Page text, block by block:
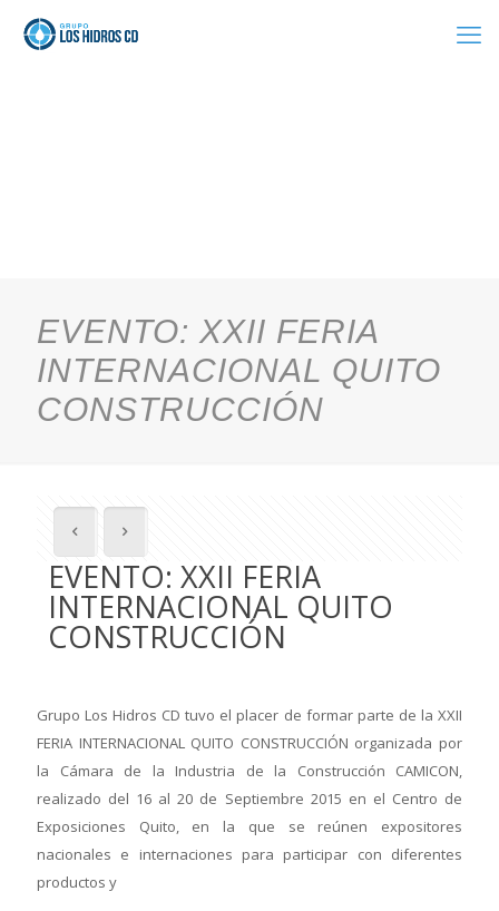
EVENTO: XXII FERIA
INTERNACIONAL QUITO
CONSTRUCCIÓN
EVENTO: XXII FERIA
INTERNACIONAL QUITO
CONSTRUCCIÓN
Grupo Los Hidros CD tuvo el placer de formar parte de la XXII
FERIA INTERNACIONAL QUITO CONSTRUCCIÓN organizada por
la Cámara de la Industria de la Construcción CAMICON,
realizado del 16 al 20 de Septiembre 2015 en el Centro de
Exposiciones Quito, en la que se reúnen expositores
nacionales e internaciones para participar con diferentes
productos y